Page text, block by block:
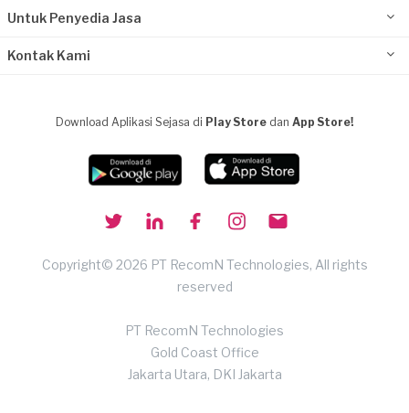
Untuk Penyedia Jasa
Kontak Kami
Download Aplikasi Sejasa di Play Store dan App Store!
Copyright© 2026 PT RecomN Technologies, All rights
reserved
PT RecomN Technologies
Gold Coast Office
Jakarta Utara, DKI Jakarta